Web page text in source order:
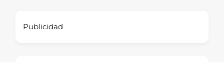
Publicidad